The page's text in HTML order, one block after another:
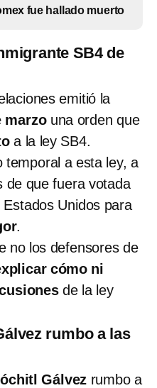
fue hallado muerto
SB4 de
emitió la
marzouna orden que
a la ley SB4.
temporal a esta ley, a
de que fuera votada
Unidos para
.
no los defensores de
cómo ni
de la ley
rumbo a las
Gálvez rumbo a